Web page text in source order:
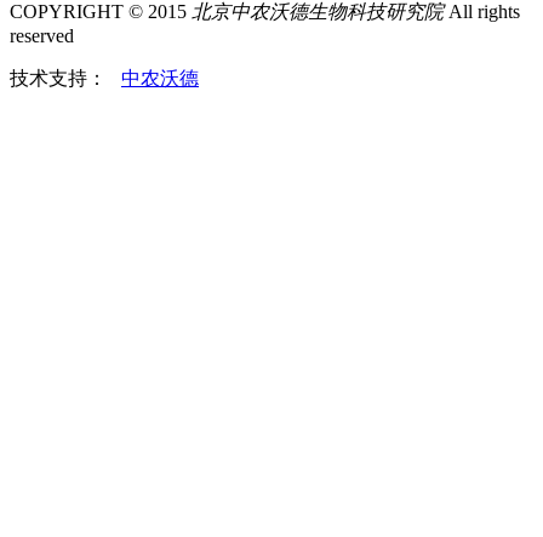
COPYRIGHT © 2015 北京中农沃德生物科技研究院All rights
reserved
技术支持： 中农沃德